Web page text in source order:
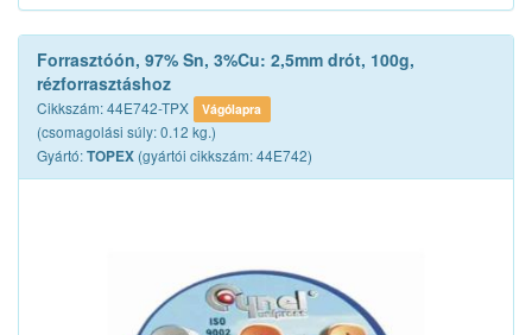
Forrasztóón, 97% Sn, 3%Cu: 2,5mm drót, 100g,
rézforrasztáshoz
Cikkszám: 44E742-TPX Vágólapra
(csomagolási súly: 0.12 kg.)
Gyártó:TOPEX (gyártói cikkszám: 44E742)